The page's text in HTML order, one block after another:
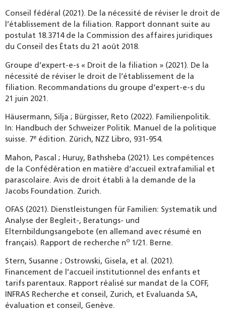
Conseil fédéral (2021). De la nécessité de réviser le droit de
l’établissement de la filiation. Rapport donnant suite au
postulat 18.3714 de la Commission des affaires juridiques
du Conseil des États du 21 août 2018.
Groupe d’expert-e-s « Droit de la filiation » (2021). De la
nécessité de réviser le droit de l’établissement de la
filiation. Recommandations du groupe d’expert-e-s du
21 juin 2021.
Häusermann, Silja ; Bürgisser, Reto (2022). Familienpolitik.
In: Handbuch der Schweizer Politik. Manuel de la politique
suisse. 7e édition. Zürich, NZZ Libro, 931-954.
Mahon, Pascal ; Huruy, Bathsheba (2021). Les compétences
de la Confédération en matière d’accueil extrafamilial et
parascolaire. Avis de droit établi à la demande de la
Jacobs Foundation. Zurich.
OFAS (2021). Dienstleistungen für Familien: Systematik und
Analyse der Begleit-, Beratungs- und
Elternbildungsangebote (en allemand avec résumé en
français). Rapport de recherche no 1/21. Berne.
Stern, Susanne ; Ostrowski, Gisela, et al. (2021).
Financement de l’accueil institutionnel des enfants et
tarifs parentaux. Rapport réalisé sur mandat de la COFF,
INFRAS Recherche et conseil, Zurich, et Evaluanda SA,
évaluation et conseil, Genève.